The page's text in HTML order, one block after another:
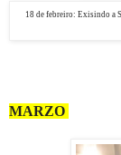
18 de febreiro: Exisindo a
MARZO